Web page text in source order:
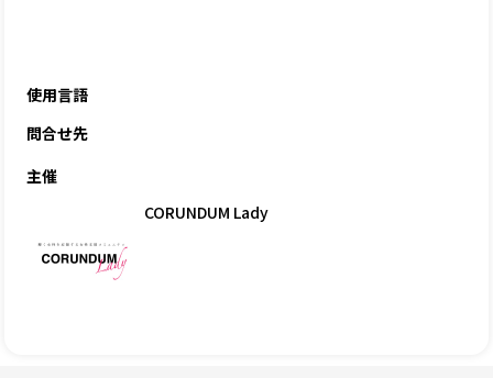
使用言語
問合せ先
主催
CORUNDUM Lady